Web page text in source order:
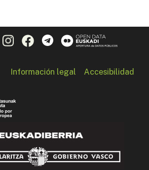
Información legal Accesibilidad